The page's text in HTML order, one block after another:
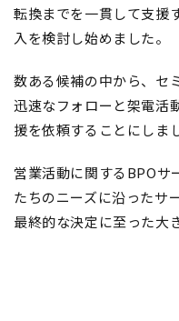
転換までを一貫して支援
入を検討し始めました。
数ある候補の中から、セ
迅速なフォローと架電活
援を依頼することにしま
営業活動に関するBPOサ
たちのニーズに沿ったサ
最終的な決定に至った大